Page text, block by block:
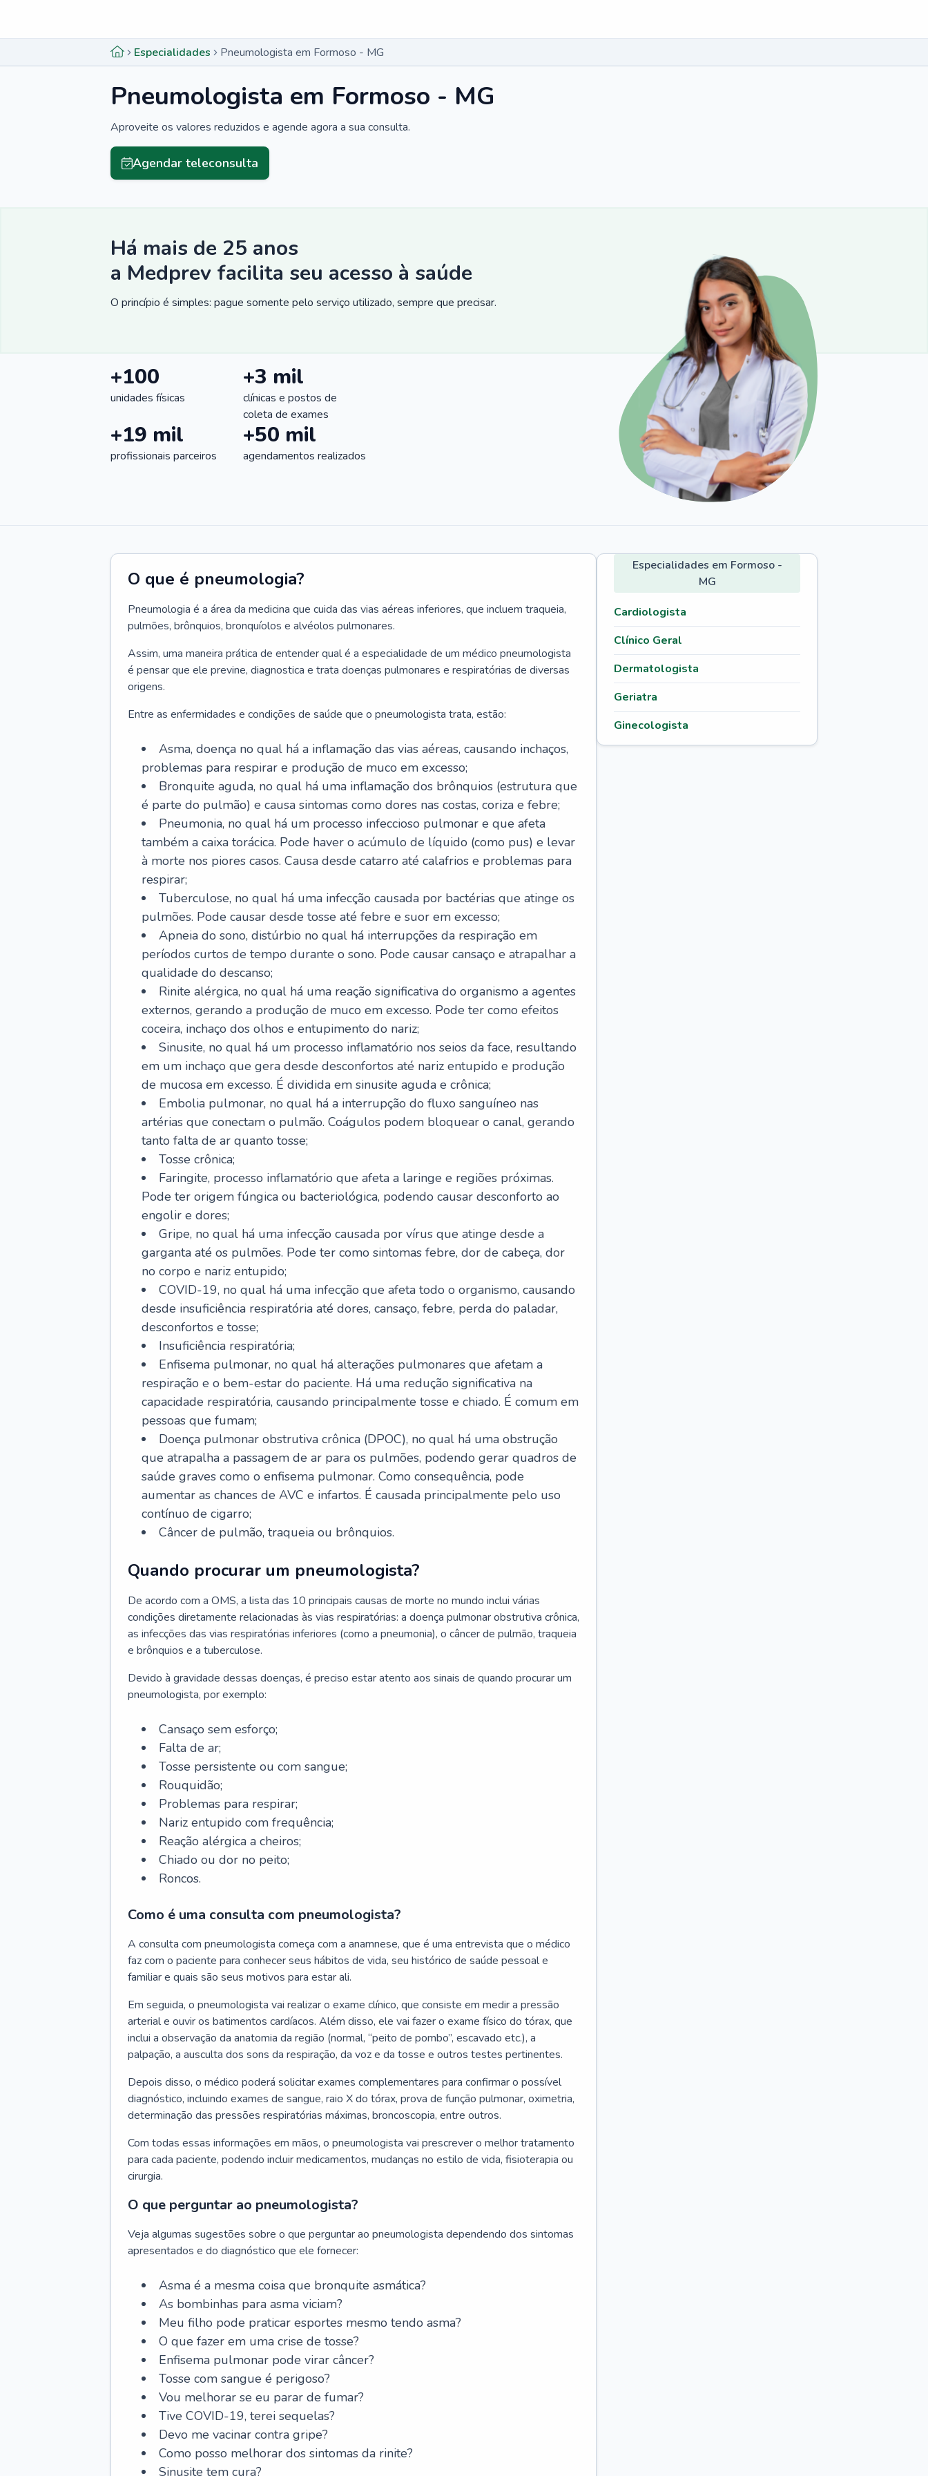
Especialidades Pneumologista em Formoso - MG
Pneumologista em Formoso - MG
Aproveite os valores reduzidos e agende agora a sua consulta.
Agendar teleconsulta
Há mais de 25 anos
a Medprev facilita seu acesso à saúde
O princípio é simples: pague somente pelo serviço utilizado, sempre que precisar.
+100
unidades físicas
+3 mil
clínicas e postos de
coleta de exames
+19 mil
profissionais parceiros
+50 mil
agendamentos realizados
O que é pneumologia?
Pneumologia é a área da medicina que cuida das vias aéreas inferiores, que incluem traqueia,
pulmões, brônquios, bronquíolos e alvéolos pulmonares.
Assim, uma maneira prática de entender qual é a especialidade de um médico pneumologista
é pensar que ele previne, diagnostica e trata doenças pulmonares e respiratórias de diversas
origens.
Entre as enfermidades e condições de saúde que o pneumologista trata, estão:
Asma, doença no qual há a inflamação das vias aéreas, causando inchaços,
problemas para respirar e produção de muco em excesso;
Bronquite aguda, no qual há uma inflamação dos brônquios (estrutura que
é parte do pulmão) e causa sintomas como dores nas costas, coriza e febre;
Pneumonia, no qual há um processo infeccioso pulmonar e que afeta
também a caixa torácica. Pode haver o acúmulo de líquido (como pus) e levar
à morte nos piores casos. Causa desde catarro até calafrios e problemas para
respirar;
Tuberculose, no qual há uma infecção causada por bactérias que atinge os
pulmões. Pode causar desde tosse até febre e suor em excesso;
Apneia do sono, distúrbio no qual há interrupções da respiração em
períodos curtos de tempo durante o sono. Pode causar cansaço e atrapalhar a
qualidade do descanso;
Rinite alérgica, no qual há uma reação significativa do organismo a agentes
externos, gerando a produção de muco em excesso. Pode ter como efeitos
coceira, inchaço dos olhos e entupimento do nariz;
Sinusite, no qual há um processo inflamatório nos seios da face, resultando
em um inchaço que gera desde desconfortos até nariz entupido e produção
de mucosa em excesso. É dividida em sinusite aguda e crônica;
Embolia pulmonar, no qual há a interrupção do fluxo sanguíneo nas
artérias que conectam o pulmão. Coágulos podem bloquear o canal, gerando
tanto falta de ar quanto tosse;
Tosse crônica;
Faringite, processo inflamatório que afeta a laringe e regiões próximas.
Pode ter origem fúngica ou bacteriológica, podendo causar desconforto ao
engolir e dores;
Gripe, no qual há uma infecção causada por vírus que atinge desde a
garganta até os pulmões. Pode ter como sintomas febre, dor de cabeça, dor
no corpo e nariz entupido;
COVID-19, no qual há uma infecção que afeta todo o organismo, causando
desde insuficiência respiratória até dores, cansaço, febre, perda do paladar,
desconfortos e tosse;
Insuficiência respiratória;
Enfisema pulmonar, no qual há alterações pulmonares que afetam a
respiração e o bem-estar do paciente. Há uma redução significativa na
capacidade respiratória, causando principalmente tosse e chiado. É comum em
pessoas que fumam;
Doença pulmonar obstrutiva crônica (DPOC), no qual há uma obstrução
que atrapalha a passagem de ar para os pulmões, podendo gerar quadros de
saúde graves como o enfisema pulmonar. Como consequência, pode
aumentar as chances de AVC e infartos. É causada principalmente pelo uso
contínuo de cigarro;
Câncer de pulmão, traqueia ou brônquios.
Quando procurar um pneumologista?
De acordo com a OMS, a lista das 10 principais causas de morte no mundo inclui várias
condições diretamente relacionadas às vias respiratórias: a doença pulmonar obstrutiva crônica,
as infecções das vias respiratórias inferiores (como a pneumonia), o câncer de pulmão, traqueia
e brônquios e a tuberculose.
Devido à gravidade dessas doenças, é preciso estar atento aos sinais de quando procurar um
pneumologista, por exemplo:
Cansaço sem esforço;
Falta de ar;
Tosse persistente ou com sangue;
Rouquidão;
Problemas para respirar;
Nariz entupido com frequência;
Reação alérgica a cheiros;
Chiado ou dor no peito;
Roncos.
Como é uma consulta com pneumologista?
A consulta com pneumologista começa com a anamnese, que é uma entrevista que o médico
faz com o paciente para conhecer seus hábitos de vida, seu histórico de saúde pessoal e
familiar e quais são seus motivos para estar ali.
Em seguida, o pneumologista vai realizar o exame clínico, que consiste em medir a pressão
arterial e ouvir os batimentos cardíacos. Além disso, ele vai fazer o exame físico do tórax, que
inclui a observação da anatomia da região (normal, “peito de pombo”, escavado etc.), a
palpação, a ausculta dos sons da respiração, da voz e da tosse e outros testes pertinentes.
Depois disso, o médico poderá solicitar exames complementares para confirmar o possível
diagnóstico, incluindo exames de sangue, raio X do tórax, prova de função pulmonar, oximetria,
determinação das pressões respiratórias máximas, broncoscopia, entre outros.
Com todas essas informações em mãos, o pneumologista vai prescrever o melhor tratamento
para cada paciente, podendo incluir medicamentos, mudanças no estilo de vida, fisioterapia ou
cirurgia.
O que perguntar ao pneumologista?
Veja algumas sugestões sobre o que perguntar ao pneumologista dependendo dos sintomas
apresentados e do diagnóstico que ele fornecer:
Asma é a mesma coisa que bronquite asmática?
As bombinhas para asma viciam?
Meu filho pode praticar esportes mesmo tendo asma?
O que fazer em uma crise de tosse?
Enfisema pulmonar pode virar câncer?
Tosse com sangue é perigoso?
Vou melhorar se eu parar de fumar?
Tive COVID-19, terei sequelas?
Devo me vacinar contra gripe?
Como posso melhorar dos sintomas da rinite?
Sinusite tem cura?
Especialidades em Formoso -
MG
Cardiologista
Clínico Geral
Dermatologista
Geriatra
Ginecologista